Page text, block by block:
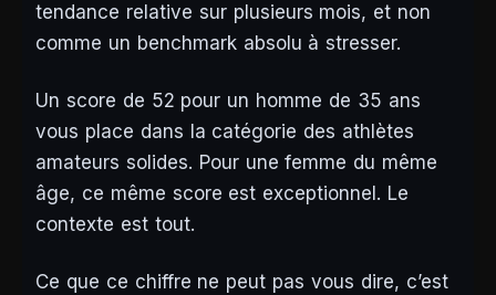
tendance relative sur plusieurs mois, et non
comme un benchmark absolu à stresser.
Un score de 52 pour un homme de 35 ans
vous place dans la catégorie des athlètes
amateurs solides. Pour une femme du même
âge, ce même score est exceptionnel. Le
contexte est tout.
Ce que ce chiffre ne peut pas vous dire, c’est